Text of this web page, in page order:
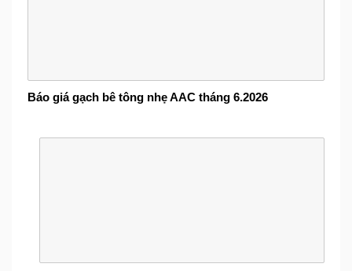
Báo giá gạch bê tông nhẹ AAC tháng 6.2026